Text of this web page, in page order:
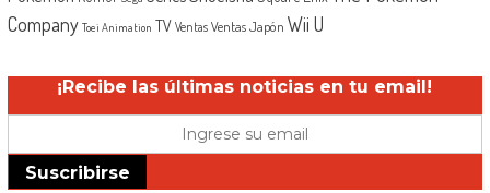
Company Toei Animation TV Ventas Ventas Japón Wii U
¡Recibe las últimas noticias en tu email!
Suscribirse